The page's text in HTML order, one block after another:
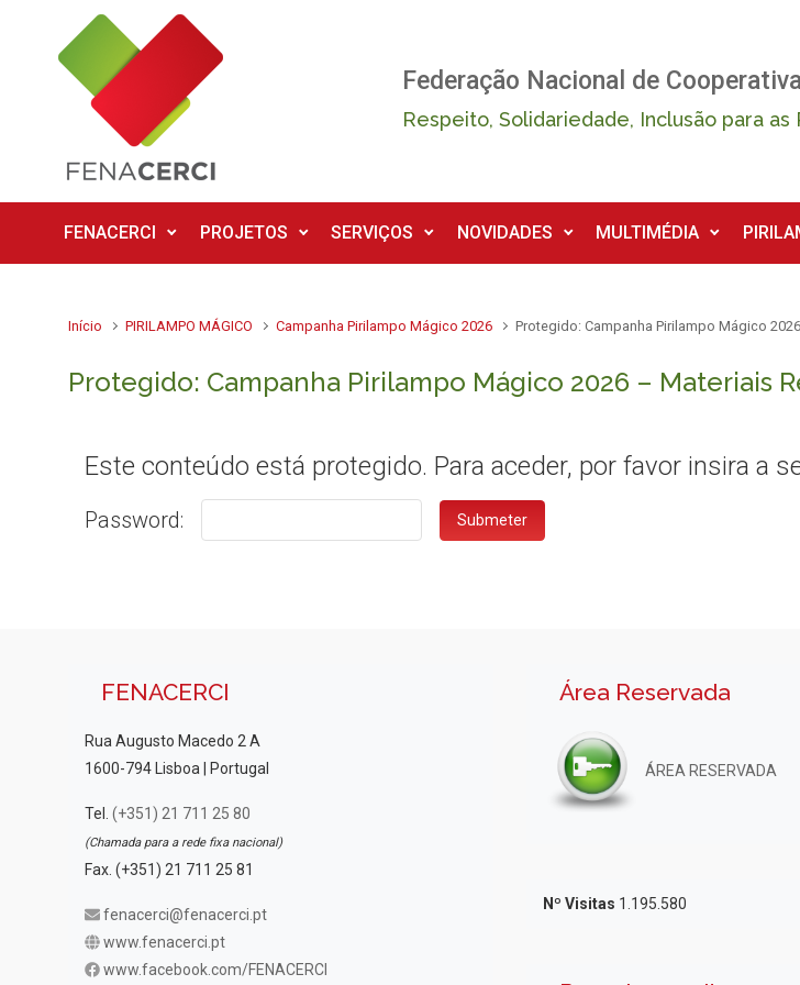
Skip to main content
Federação Nacional de
Respeito, Solidariedade, Inclusão para
FENACERCI PROJETOS SERVIÇOS NOVIDADES MULTIMÉDIA
Início PIRILAMPO MÁGICO Campanha Pirilampo Mágico 2026 Protegido: Campanha Pirilampo Mágico
Protegido: Campanha Pirilampo Mágico 2026 – Materiais
Este conteúdo está protegido. Para aceder, por favor insira a
Password:
FENACERCI
Rua Augusto Macedo 2 A
1600-794 Lisboa | Portugal
Tel. (+351) 21 711 25 80
(Chamada para a rede fixa nacional)
Fax. (+351) 21 711 25 81
fenacerci@fenacerci.pt
www.fenacerci.pt
www.facebook.com/FENACERCI
Área Reservada
ÁREA RESERVADA
Nº Visitas 1.195.580